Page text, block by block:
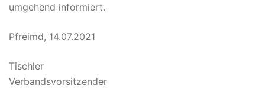
umgehend informiert.
Pfreimd, 14.07.2021
Tischler
Verbandsvorsitzender